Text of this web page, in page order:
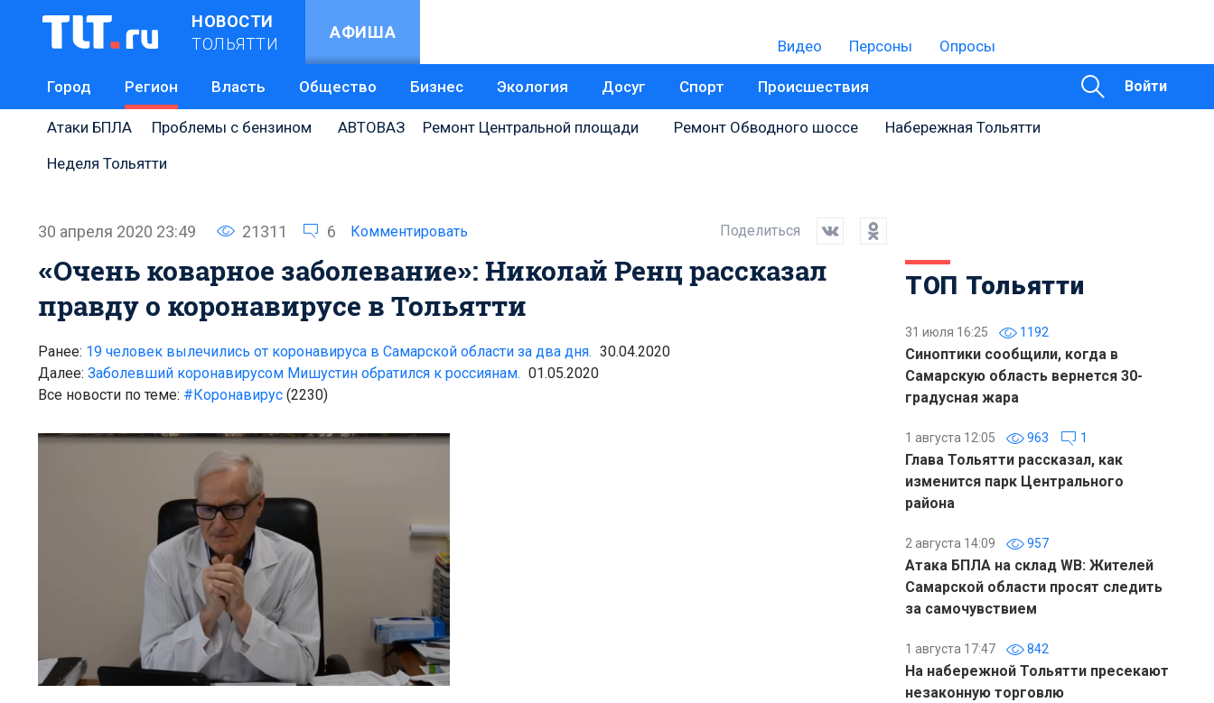
НОВОСТИ
ТОЛЬЯТТИ
АФИША
Видео Персоны Опросы
Город Регион Власть Общество Бизнес Экология Досуг Спорт Происшествия Войти
Атаки БПЛА Проблемы с бензином АВТОВАЗ Ремонт Центральной площади Ремонт Обводного шоссе
Набережная Тольятти
Неделя Тольятти
30 апреля 2020 23:49 21311 6 Комментировать Поделиться
«Очень коварное заболевание»: Николай Ренц рассказал
правду о коронавирусе в Тольятти
Ранее: 19 человек вылечились от коронавируса в Самарской области за два дня. 30.04.2020
Далее: Заболевший коронавирусом Мишустин обратился к россиянам. 01.05.2020
Все новости по теме: #Коронавирус (2230)
ТОП Тольятти
31 июля 16:25 1192
Синоптики сообщили, когда в
Самарскую область вернется 30-
градусная жара
1 августа 12:05 963 1
Глава Тольятти рассказал, как
изменится парк Центрального
района
2 августа 14:09 957
Атака БПЛА на склад WB: Жителей
Самарской области просят следить
за самочувствием
1 августа 17:47 842
На набережной Тольятти пресекают
незаконную торговлю